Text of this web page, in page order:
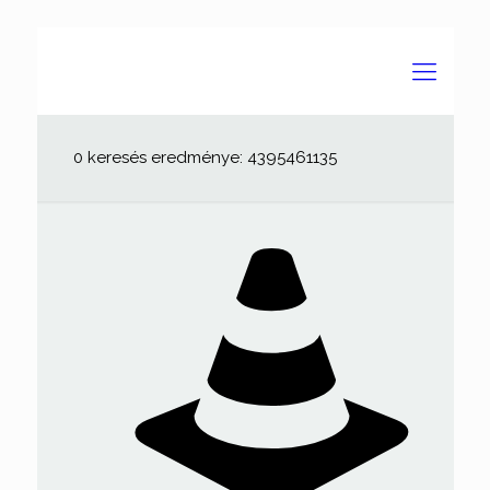
0 keresés eredménye: 4395461135